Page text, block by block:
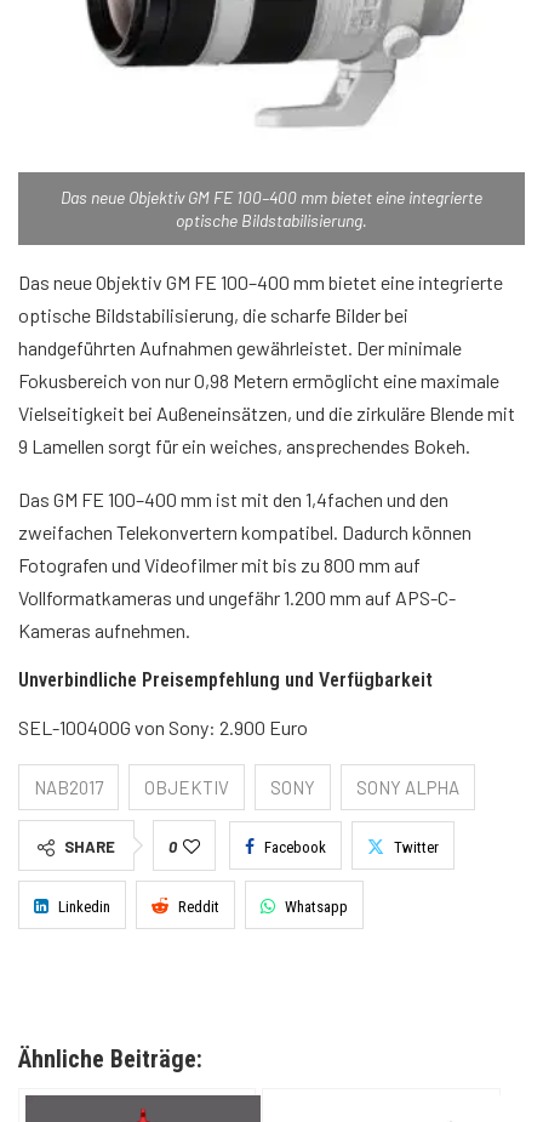
Das neue Objektiv GM FE 100–400 mm bietet eine integrierte
optische Bildstabilisierung.
Das neue Objektiv GM FE 100–400 mm bietet eine integrierte
optische Bildstabilisierung, die scharfe Bilder bei
handgeführten Aufnahmen gewährleistet. Der minimale
Fokusbereich von nur 0,98 Metern ermöglicht eine maximale
Vielseitigkeit bei Außeneinsätzen, und die zirkuläre Blende mit
9 Lamellen sorgt für ein weiches, ansprechendes Bokeh.
Das GM FE 100–400 mm ist mit den 1,4fachen und den
zweifachen Telekonvertern kompatibel. Dadurch können
Fotografen und Videofilmer mit bis zu 800 mm auf
Vollformatkameras und ungefähr 1.200 mm auf APS-C-
Kameras aufnehmen.
Unverbindliche Preisempfehlung und Verfügbarkeit
SEL-100400G von Sony: 2.900 Euro
NAB2017 OBJEKTIV SONY SONY ALPHA
SHARE 0 Facebook Twitter
Linkedin Reddit Whatsapp
Ähnliche Beiträge: